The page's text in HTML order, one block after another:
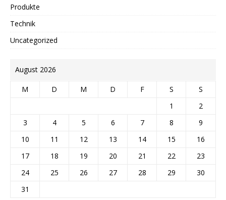
Produkte
Technik
Uncategorized
August 2026
M D M D F S
S
1
2
3
4 5 6 7 8
9
10
11 12 13 14 15
16
17
18 19 20 21 22
23
24
25 26 27 28 29
30
31